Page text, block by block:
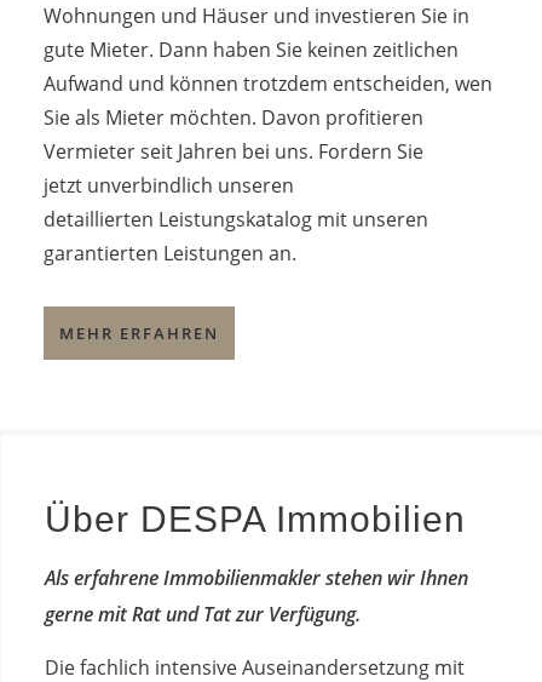
Wohnungen und Häuser und investieren Sie in
gute Mieter. Dann haben Sie keinen zeitlichen
Aufwand und können trotzdem entscheiden, wen
Sie als Mieter möchten. Davon profitieren
Vermieter seit Jahren bei uns. Fordern Sie
jetzt unverbindlich unseren
detaillierten Leistungskatalog mit unseren
garantierten Leistungen an.
MEHR ERFAHREN
Über DESPA Immobilien
Als erfahrene Immobilienmakler stehen wir Ihnen
gerne mit Rat und Tat zur Verfügung.
Die fachlich intensive Auseinandersetzung mit